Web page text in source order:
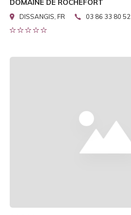
DOMAINE DE ROCHEFORT
DISSANGIS, FR 03 86 33 80 52